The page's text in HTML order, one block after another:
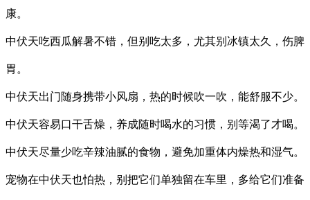
康。
中伏天吃西瓜解暑不错，但别吃太多，尤其别冰镇太久，伤脾
胃。
中伏天出门随身携带小风扇，热的时候吹一吹，能舒服不少。
中伏天容易口干舌燥，养成随时喝水的习惯，别等渴了才喝。
中伏天尽量少吃辛辣油腻的食物，避免加重体内燥热和湿气。
宠物在中伏天也怕热，别把它们单独留在车里，多给它们准备